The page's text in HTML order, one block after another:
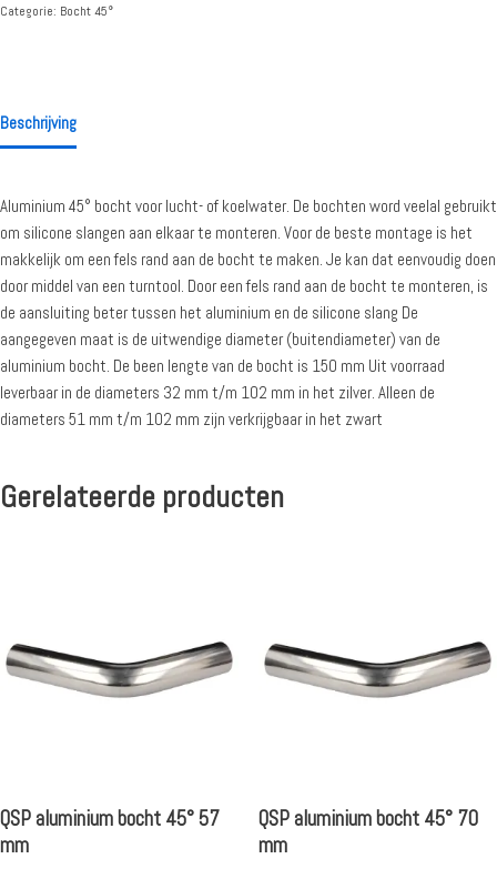
Categorie: Bocht 45°
Beschrijving
Aluminium 45° bocht voor lucht- of koelwater. De bochten word veelal gebruikt
om silicone slangen aan elkaar te monteren. Voor de beste montage is het
makkelijk om een fels rand aan de bocht te maken. Je kan dat eenvoudig doen
door middel van een turntool. Door een fels rand aan de bocht te monteren, is
de aansluiting beter tussen het aluminium en de silicone slang De
aangegeven maat is de uitwendige diameter (buitendiameter) van de
aluminium bocht. De been lengte van de bocht is 150 mm Uit voorraad
leverbaar in de diameters 32 mm t/m 102 mm in het zilver. Alleen de
diameters 51 mm t/m 102 mm zijn verkrijgbaar in het zwart
Gerelateerde producten
QSP aluminium bocht 45° 57
mm
QSP aluminium bocht 45° 70
mm